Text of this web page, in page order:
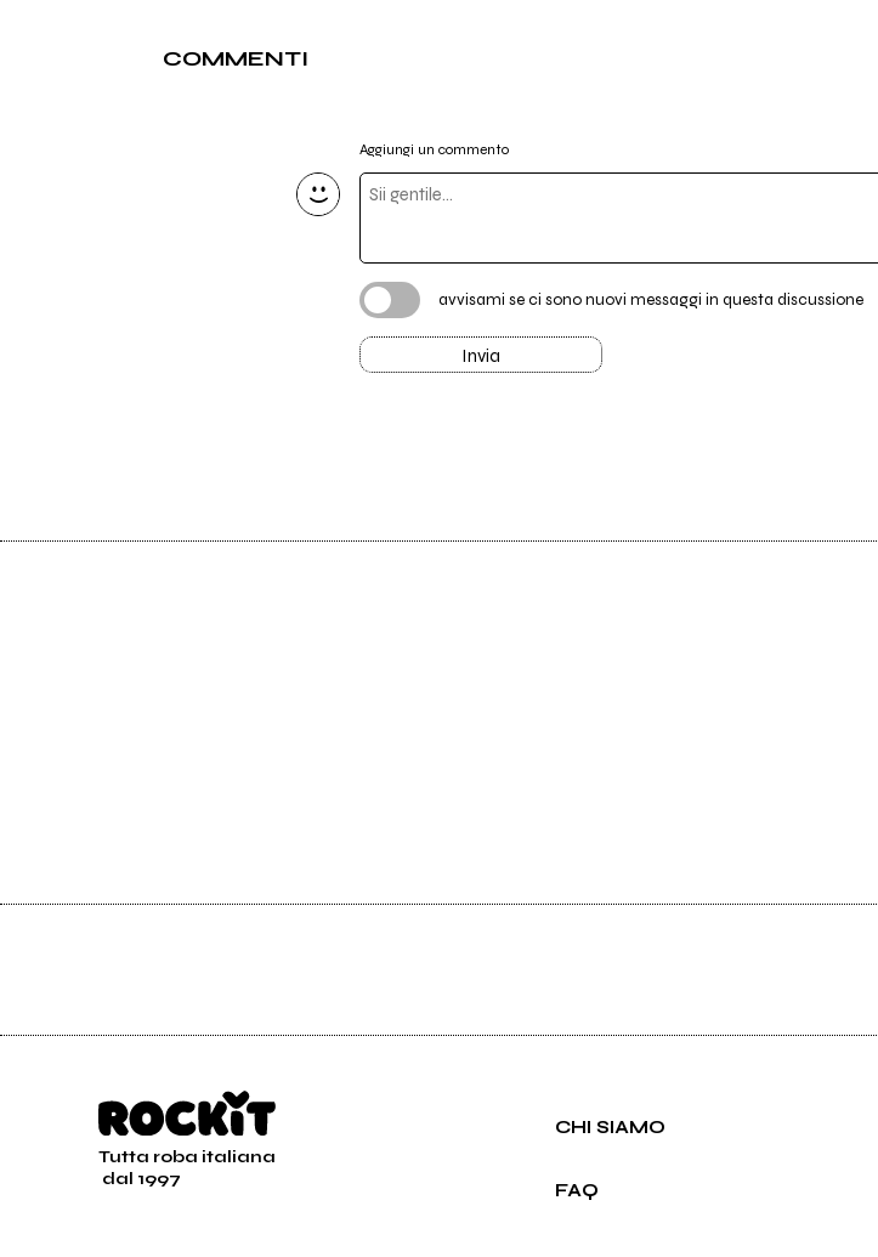
COMMENTI
Aggiungi un commento
avvisami se ci sono nuovi messaggi in questa discussione
Invia
Tutta roba italiana
dal 1997
CHI SIAMO
FAQ